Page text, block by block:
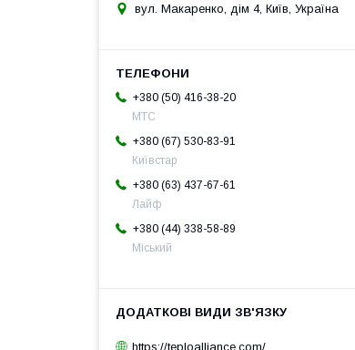
вул. Макаренко, дім 4, Київ, Україна
+380 (50) 416-38-20
МТС
+380 (67) 530-83-91
Київстар
+380 (63) 437-67-61
Лайф
+380 (44) 338-58-89
Міський
https://teploalliance.com/